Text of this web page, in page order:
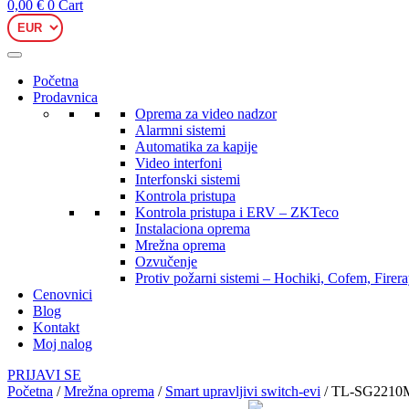
0,00 € 0 Cart
Početna
Prodavnica
Oprema za video nadzor
Alarmni sistemi
Automatika za kapije
Video interfoni
Interfonski sistemi
Kontrola pristupa
Kontrola pristupa i ERV – ZKTeco
Instalaciona oprema
Mrežna oprema
Ozvučenje
Protiv požarni sistemi – Hochiki, Cofem,
Cenovnici
Blog
Kontakt
Moj nalog
PRIJAVI SE
Početna /Mrežna oprema / Smart upravljivi switch-evi / TL-